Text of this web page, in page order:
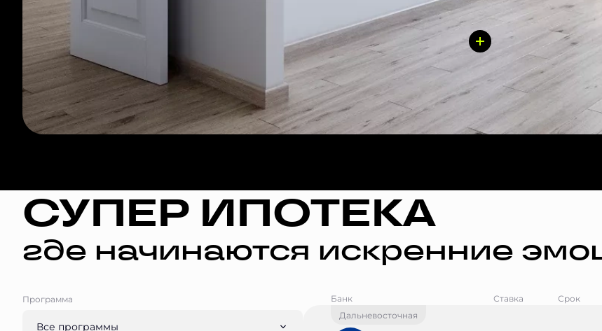
СУПЕР ИПОТЕКА
где начинаются искренние
Программа
Все программы
Банк Ставка Срок
Дальневосточная